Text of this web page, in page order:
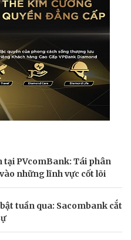
PVcomBank: Tái phân
những lĩnh vực cốt lõi
tuần qua: Sacombank cắt